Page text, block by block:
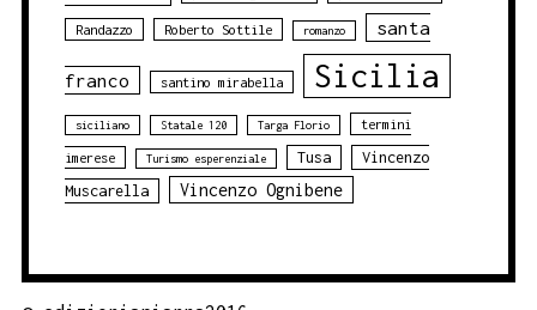
Randazzo Roberto Sottile romanzo santa
franco santino mirabella Sicilia
siciliano Statale 120 Targa Florio termini
imerese Turismo esperenziale Tusa
Vincenzo
Muscarella
Vincenzo Ognibene